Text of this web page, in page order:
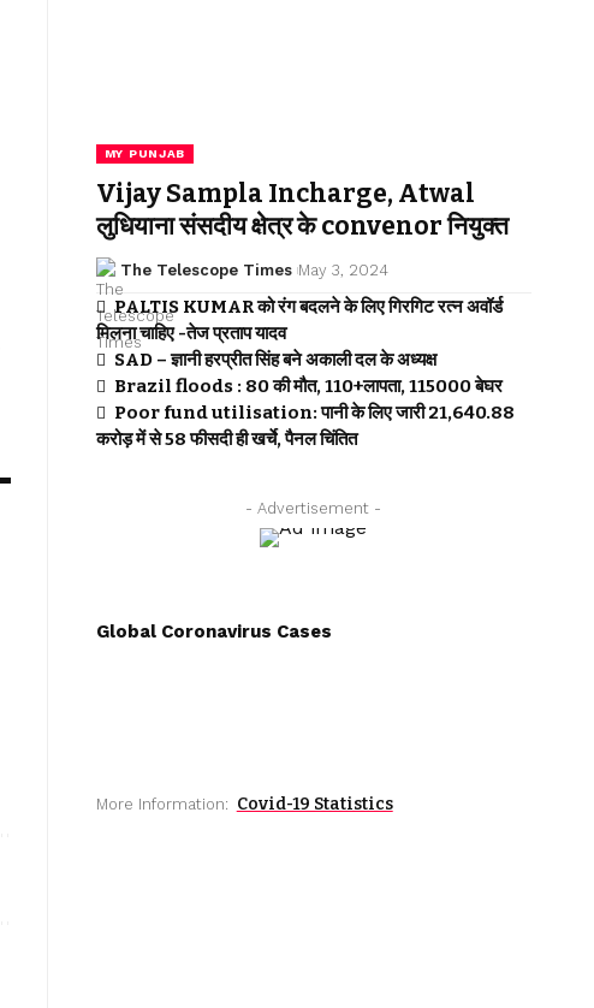
MY PUNJAB
Vijay Sampla Incharge, Atwal
लुधियाना संसदीय क्षेत्र के convenor नियुक्त
The Telescope Times May 3, 2024
PALTIS KUMAR को रंग बदलने के लिए गिरगिट रत्न अवॉर्ड
मिलना चाहिए -तेज प्रताप यादव
SAD – ज्ञानी हरप्रीत सिंह बने अकाली दल के अध्यक्ष
Brazil floods : 80 की मौत, 110+लापता, 115000 बेघर
Poor fund utilisation: पानी के लिए जारी 21,640.88
करोड़ में से 58 फीसदी ही खर्चे, पैनल चिंतित
- Advertisement -
Global Coronavirus Cases
More Information: Covid-19 Statistics